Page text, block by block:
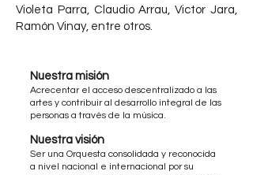
Violeta Parra, Claudio Arrau, Victor Jara,
Ramón Vinay, entre otros.
Nuestra misión
Acrecentar el acceso descentralizado a las
artes y contribuir al desarrollo integral de las
personas a través de la música.
Nuestra visión
Ser una Orquesta consolidada y reconocida
a nivel nacional e internacional por su